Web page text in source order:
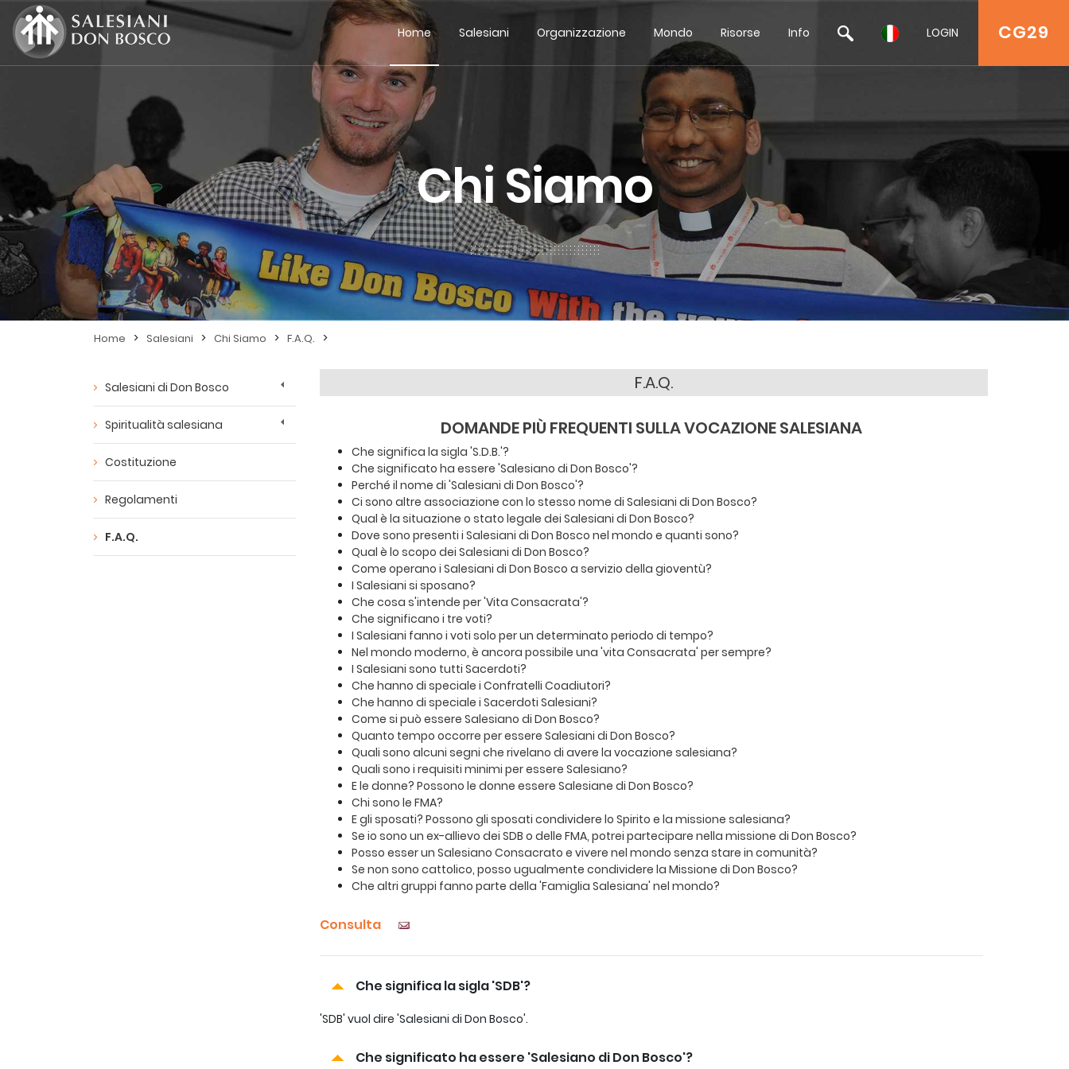
CG29
Home Salesiani Organizzazione Mondo Risorse Info LOGIN
Chi Siamo
Home > Salesiani > Chi Siamo > F.A.Q. >
Salesiani di Don Bosco
Spiritualità salesiana
Costituzione
Regolamenti
F.A.Q.
F.A.Q.
DOMANDE PIÙ FREQUENTI SULLA VOCAZIONE SALESIANA
Che significa la sigla 'S.D.B.'?
Che significato ha essere 'Salesiano di Don Bosco'?
Perché il nome di 'Salesiani di Don Bosco'?
Ci sono altre associazione con lo stesso nome di Salesiani di Don Bosco?
Qual è la situazione o stato legale dei Salesiani di Don Bosco?
Dove sono presenti i Salesiani di Don Bosco nel mondo e quanti sono?
Qual è lo scopo dei Salesiani di Don Bosco?
Come operano i Salesiani di Don Bosco a servizio della gioventù?
I Salesiani si sposano?
Che cosa s'intende per 'Vita Consacrata'?
Che significano i tre voti?
I Salesiani fanno i voti solo per un determinato periodo di tempo?
Nel mondo moderno, è ancora possibile una 'vita Consacrata' per sempre?
I Salesiani sono tutti Sacerdoti?
Che hanno di speciale i Confratelli Coadiutori?
Che hanno di speciale i Sacerdoti Salesiani?
Come si può essere Salesiano di Don Bosco?
Quanto tempo occorre per essere Salesiani di Don Bosco?
Quali sono alcuni segni che rivelano di avere la vocazione salesiana?
Quali sono i requisiti minimi per essere Salesiano?
E le donne? Possono le donne essere Salesiane di Don Bosco?
Chi sono le FMA?
E gli sposati? Possono gli sposati condividere lo Spirito e la missione salesiana?
Se io sono un ex-allievo dei SDB o delle FMA, potrei partecipare nella missione di Don Bosco?
Posso esser un Salesiano Consacrato e vivere nel mondo senza stare in comunità?
Se non sono cattolico, posso ugualmente condividere la Missione di Don Bosco?
Che altri gruppi fanno parte della 'Famiglia Salesiana' nel mondo?
Consulta
Che significa la sigla 'SDB'?
'SDB' vuol dire 'Salesiani di Don Bosco'.
Che significato ha essere 'Salesiano di Don Bosco'?